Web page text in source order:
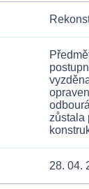
zůstala
28. 04.